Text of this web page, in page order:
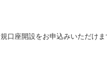
口座開設をお申込みいただけま